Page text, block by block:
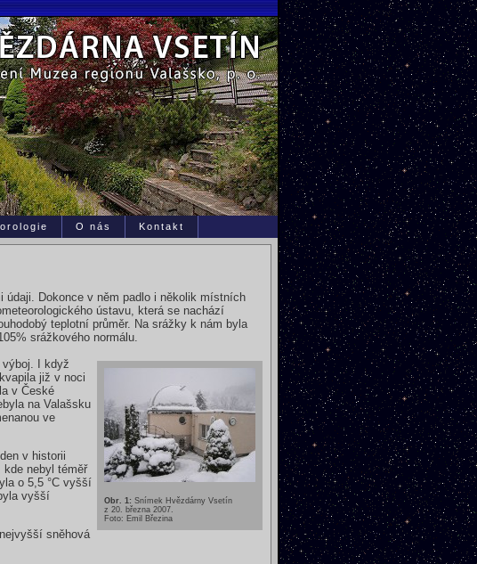
O nás Kontakt
Dokonce v něm padlo i několik místních
ústavu, která se nachází
teplotní průměr. Na srážky k nám byla
srážkového normálu.
Obr. 1: Snímek Hvězdárny Vsetín
z 20. března 2007.
Foto: Emil Březina
výboj. I když
již v noci
v České
na Valašsku
ve
v historii
nebyl téměř
o 5,5 °C vyšší
vyšší
sněhová